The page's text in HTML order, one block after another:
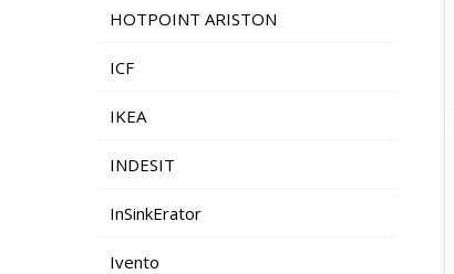
HOTPOINT ARISTON
ICF
IKEA
INDESIT
InSinkErator
Ivento